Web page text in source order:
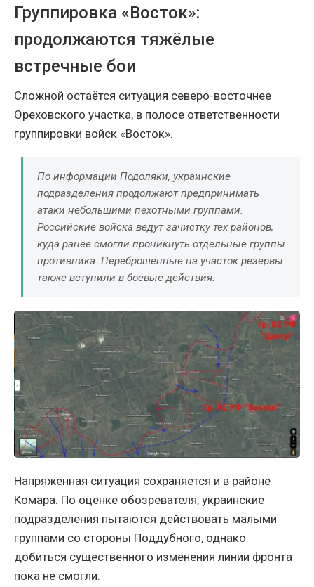
Группировка «Восток»:
продолжаются тяжёлые
встречные бои
Сложной остаётся ситуация северо-восточнее
Ореховского участка, в полосе ответственности
группировки войск «Восток».
По информации Подоляки, украинские
подразделения продолжают предпринимать
атаки небольшими пехотными группами.
Российские войска ведут зачистку тех районов,
куда ранее смогли проникнуть отдельные группы
противника. Переброшенные на участок резервы
также вступили в боевые действия.
Напряжённая ситуация сохраняется и в районе
Комара. По оценке обозревателя, украинские
подразделения пытаются действовать малыми
группами со стороны Поддубного, однако
добиться существенного изменения линии фронта
пока не смогли.